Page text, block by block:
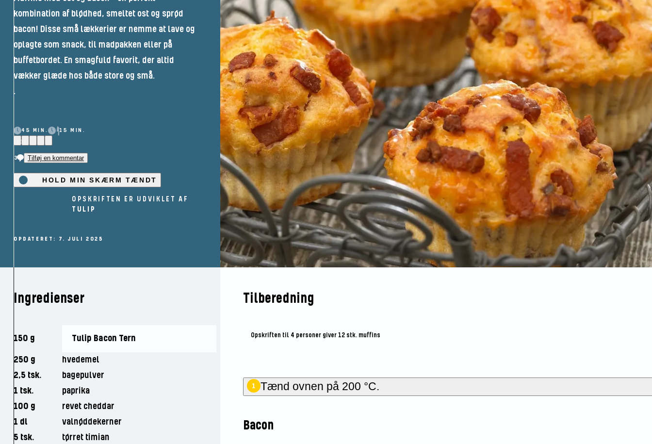
kombination af blødhed, smeltet ost og sprød
bacon! Disse små lækkerier er nemme at lave og
oplagte som snack, til madpakken eller på
buffetbordet. En smagfuld favorit, der altid
vækker glæde hos både store og små.
.
45 MIN.
15 MIN.
(3)
3 Tilføj en kommentar
HOLD MIN SKÆRM TÆNDT
OPSKRIFTEN ER UDVIKLET AF
TULIP
OPDATERET: 7. JULI 2025
Ingredienser
150 g
Tulip Bacon Tern
250 g
hvedemel
2,5 tsk.
bagepulver
1 tsk.
paprika
100 g
revet cheddar
1 dl
valnøddekerner
5 tsk.
tørret timian
Tilberedning
Opskriften til 4 personer giver 12 stk. muffins
1 Tænd ovnen på 200 °C.
Bacon